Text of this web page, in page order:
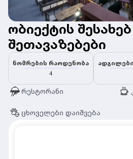
ობიექტის შესახებ
შეთავაზებები
ნომრების რაოდენობა
4
რესტორანი
ცხოველები დაიშვება